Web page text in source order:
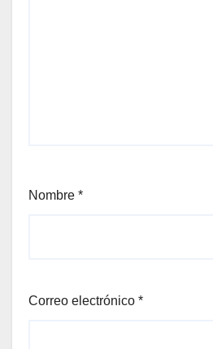
Nombre *
Correo electrónico *